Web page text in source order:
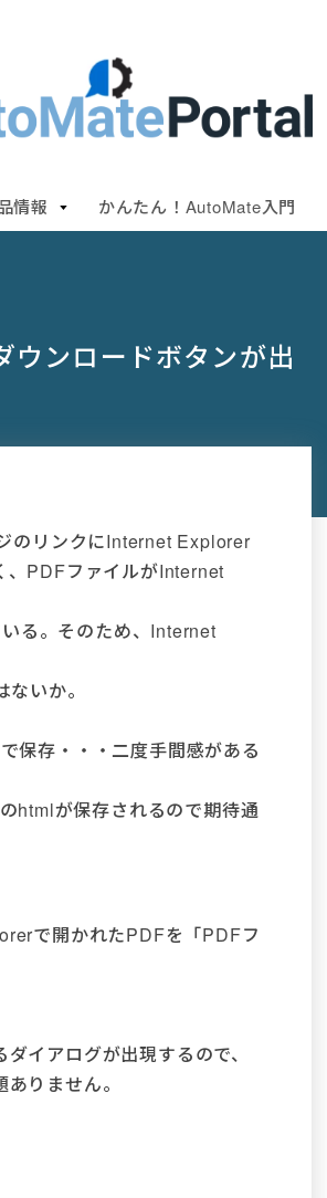
情報 かんたん！AutoMate入門
ンロードボタンが出
のリンクにInternet Explorer
、PDFファイルがInternet
る。そのため、Internet
いか。
保存・・・二度手間感がある
htmlが保存されるので期待通
で開かれたPDFを「PDFフ
イアログが出現するので、
りません。